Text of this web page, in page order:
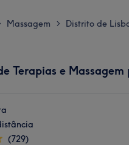
Massagem > Distrito de
Terapias e Massagem
(729)